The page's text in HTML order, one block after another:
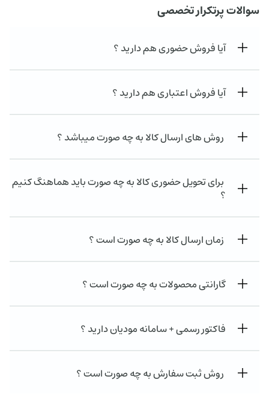
سوالات پرتکرار تخصصی
آیا فروش حضوری هم دارید ؟
آیا فروش اعتباری هم دارید ؟
روش های ارسال کالا به چه صورت میباشد ؟
برای تحویل حضوری کالا به چه صورت باید هماهنگ کنیم
؟
زمان ارسال کالا به چه صورت است ؟
گارانتی محصولات به چه صورت است ؟
فاکتور رسمی + سامانه مودیان دارید ؟
روش ثبت سفارش به چه صورت است ؟